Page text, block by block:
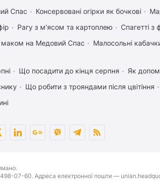
Спас Консервовані огірки як бочкові
Рагу з м'ясом та картоплею
Спагетті
на Медовий Спас Малосольні
Що посадити до кінця серпня
Як
Що робити з трояндами після цвітіння
07-60. Адреса електронної пошти —